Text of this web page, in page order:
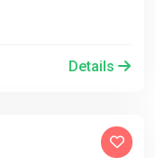
Details